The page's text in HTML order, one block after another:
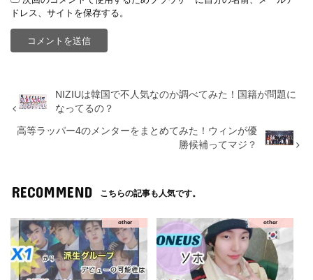
ドレス、サイトを保存する。
NIZIUは韓国で不人気なのか調べてみた！国籍が問題に
なってるの？
高等ラッパー4のメンターをまとめてみた！ウィンが優
勝候補ってマジ？
RECOMMEND こちらの記事も人気です。
other other